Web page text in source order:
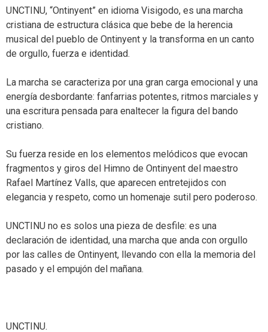
UNCTINU, “Ontinyent” en idioma Visigodo, es una marcha
cristiana de estructura clásica que bebe de la herencia
musical del pueblo de Ontinyent y la transforma en un canto
de orgullo, fuerza e identidad.
La marcha se caracteriza por una gran carga emocional y una
energía desbordante: fanfarrias potentes, ritmos marciales y
una escritura pensada para enaltecer la figura del bando
cristiano.
Su fuerza reside en los elementos melódicos que evocan
fragmentos y giros del Himno de Ontinyent del maestro
Rafael Martínez Valls, que aparecen entretejidos con
elegancia y respeto, como un homenaje sutil pero poderoso.
UNCTINU no es solos una pieza de desfile: es una
declaración de identidad, una marcha que anda con orgullo
por las calles de Ontinyent, llevando con ella la memoria del
pasado y el empujón del mañana.
UNCTINU.